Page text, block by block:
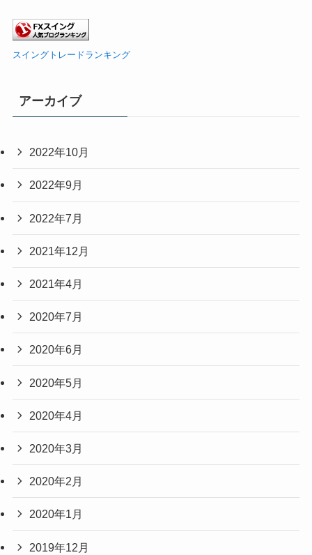
スイングトレードランキング
アーカイブ
2022年10月
2022年9月
2022年7月
2021年12月
2021年4月
2020年7月
2020年6月
2020年5月
2020年4月
2020年3月
2020年2月
2020年1月
2019年12月